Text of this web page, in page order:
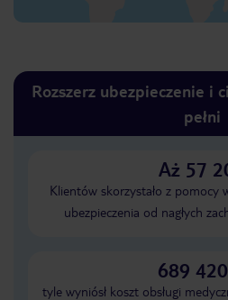
Rozszerz ubezpieczenie i
pełni
Aż 57
Klientów skorzystało z pomocy
ubezpieczenia od nagłych
689 420
tyle wyniósł koszt obsługi